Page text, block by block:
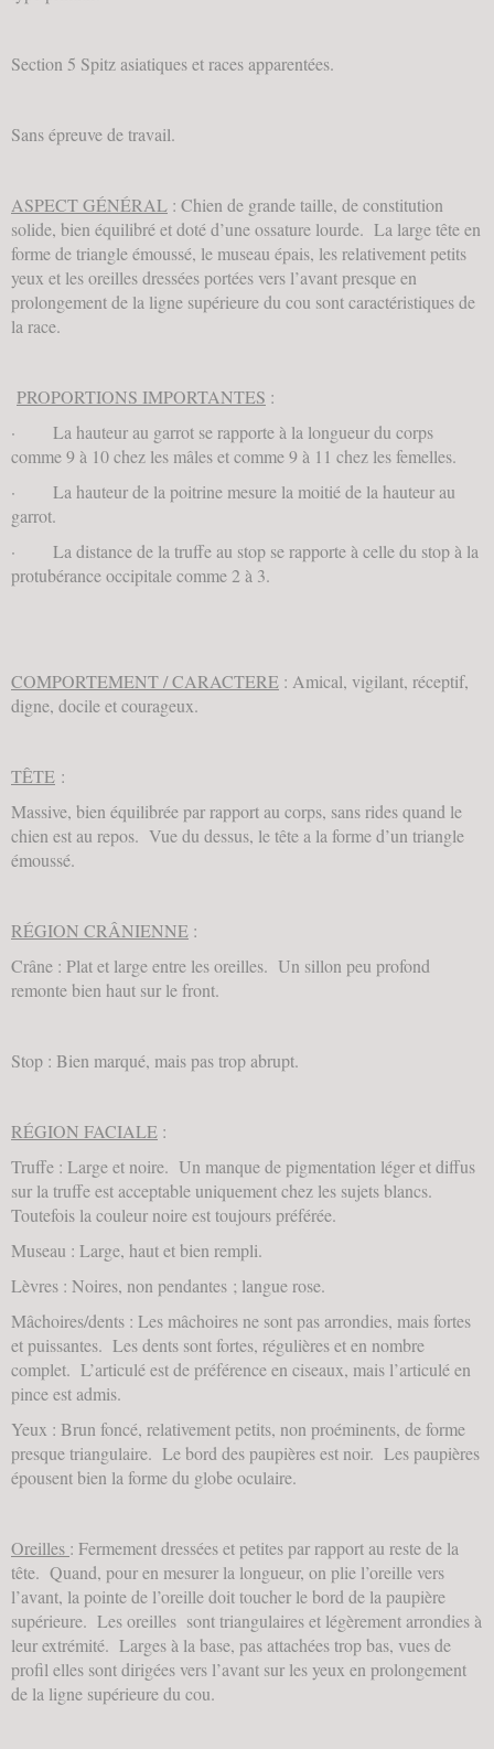
Section 5 Spitz asiatiques et races apparentées.
Sans épreuve de travail.
ASPECT GÉNÉRAL : Chien de grande taille, de constitution
solide, bien équilibré et doté d’une ossature lourde. La large tête en
forme de triangle émoussé, le museau épais, les relativement petits
yeux et les oreilles dressées portées vers l’avant presque en
prolongement de la ligne supérieure du cou sont caractéristiques de
la race.
PROPORTIONS IMPORTANTES :
· La hauteur au garrot se rapporte à la longueur du corps
comme 9 à 10 chez les mâles et comme 9 à 11 chez les femelles.
· La hauteur de la poitrine mesure la moitié de la hauteur au
garrot.
· La distance de la truffe au stop se rapporte à celle du stop à la
protubérance occipitale comme 2 à 3.
COMPORTEMENT / CARACTERE : Amical, vigilant, réceptif,
digne, docile et courageux.
TÊTE :
Massive, bien équilibrée par rapport au corps, sans rides quand le
chien est au repos. Vue du dessus, le tête a la forme d’un triangle
émoussé.
RÉGION CRÂNIENNE :
Crâne : Plat et large entre les oreilles. Un sillon peu profond
remonte bien haut sur le front.
Stop : Bien marqué, mais pas trop abrupt.
RÉGION FACIALE :
Truffe : Large et noire. Un manque de pigmentation léger et diffus
sur la truffe est acceptable uniquement chez les sujets blancs.
Toutefois la couleur noire est toujours préférée.
Museau : Large, haut et bien rempli.
Lèvres : Noires, non pendantes ; langue rose.
Mâchoires/dents : Les mâchoires ne sont pas arrondies, mais fortes
et puissantes. Les dents sont fortes, régulières et en nombre
complet. L’articulé est de préférence en ciseaux, mais l’articulé en
pince est admis.
Yeux : Brun foncé, relativement petits, non proéminents, de forme
presque triangulaire. Le bord des paupières est noir. Les paupières
épousent bien la forme du globe oculaire.
Oreilles : Fermement dressées et petites par rapport au reste de la
tête. Quand, pour en mesurer la longueur, on plie l’oreille vers
l’avant, la pointe de l’oreille doit toucher le bord de la paupière
supérieure. Les oreilles sont triangulaires et légèrement arrondies à
leur extrémité. Larges à la base, pas attachées trop bas, vues de
profil elles sont dirigées vers l’avant sur les yeux en prolongement
de la ligne supérieure du cou.